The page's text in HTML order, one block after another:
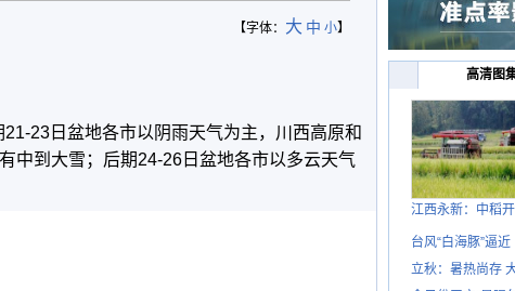
【字体： 大 中 小】
23日盆地各市以阴雨天气为主，川西高原和
中到大雪；后期24-26日盆地各市以多云天气
高清图
江西永新：中稻
台风“白海豚”逼近
立秋：暑热尚存